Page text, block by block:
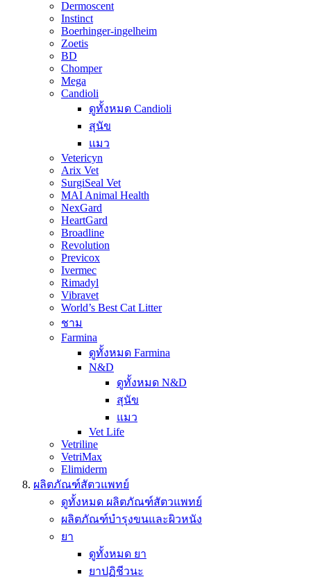
Dermoscent
Instinct
Boerhinger-ingelheim
Zoetis
BD
Chomper
Mega
Candioli
ดูทั้งหมด Candioli
สุนัข
แมว
Vetericyn
Arix Vet
SurgiSeal Vet
MAI Animal Health
NexGard
HeartGard
Broadline
Revolution
Previcox
Ivermec
Rimadyl
Vibravet
World’s Best Cat Litter
ชาม
Farmina
ดูทั้งหมด Farmina
N&D
ดูทั้งหมด N&D
สุนัข
แมว
Vet Life
Vetriline
VetriMax
Elimiderm
ผลิตภัณฑ์สัตวแพทย์
ดูทั้งหมด ผลิตภัณฑ์สัตวแพทย์
ผลิตภัณฑ์บำรุงขนและผิวหนัง
ยา
ดูทั้งหมด ยา
ยาปฏิชีวนะ